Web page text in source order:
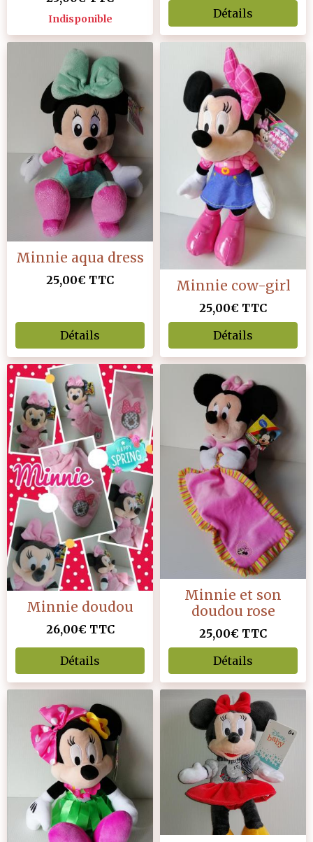
Indisponible Détails
Minnie aqua dress
25,00€ TTC
Détails
Minnie cow-girl
25,00€ TTC
Détails
Minnie doudou
26,00€ TTC
Détails
Minnie et son
doudou rose
25,00€ TTC
Détails